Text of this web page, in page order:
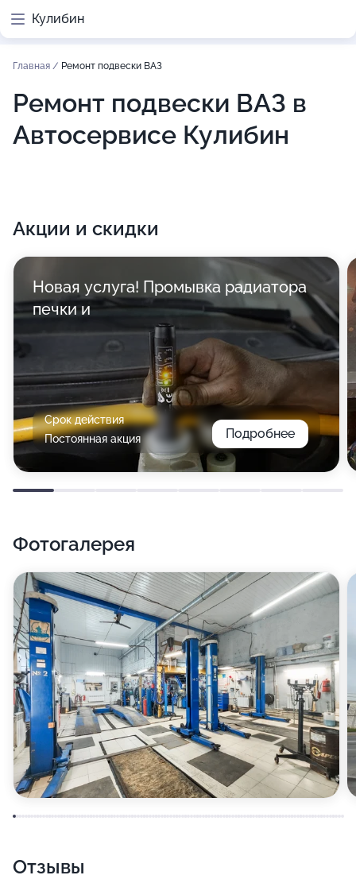
Кулибин
Главная / Ремонт подвески ВАЗ
Ремонт подвески ВАЗ в
Автосервисе Кулибин
Акции и скидки
Новая услуга! Промывка радиатора
печки и
Срок действия
Постоянная акция
Подробнее
Фотогалерея
Отзывы